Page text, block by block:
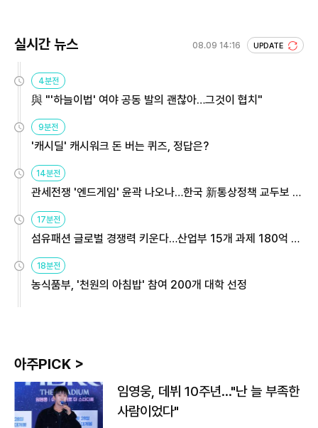
실시간 뉴스 08.09 14:16 UPDATE
4분전
與 "'하늘이법' 여야 공동 발의 괜찮아…그것이 협치"
9분전
'캐시딜' 캐시워크 돈 버는 퀴즈, 정답은?
14분전
관세전쟁 '엔드게임' 윤곽 나오나…한국 新통상정책 교두보 활
용해야
17분전
섬유패션 글로벌 경쟁력 키운다…산업부 15개 과제 180억 지
원
18분전
농식품부, '천원의 아침밥' 참여 200개 대학 선정
아주PICK >
임영웅, 데뷔 10주년…"난 늘 부족한
사람이었다"